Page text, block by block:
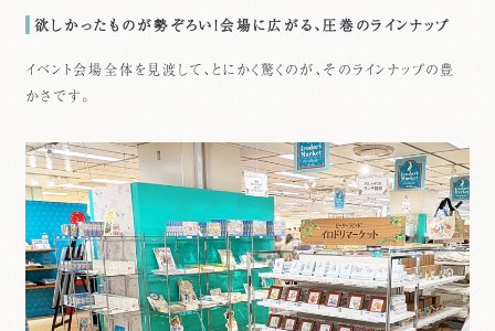
欲しかったものが勢ぞろい！会場に広がる、圧巻のラインナップ
イベント会場全体を見渡して、とにかく驚くのが、そのラインナップの豊
かさです。